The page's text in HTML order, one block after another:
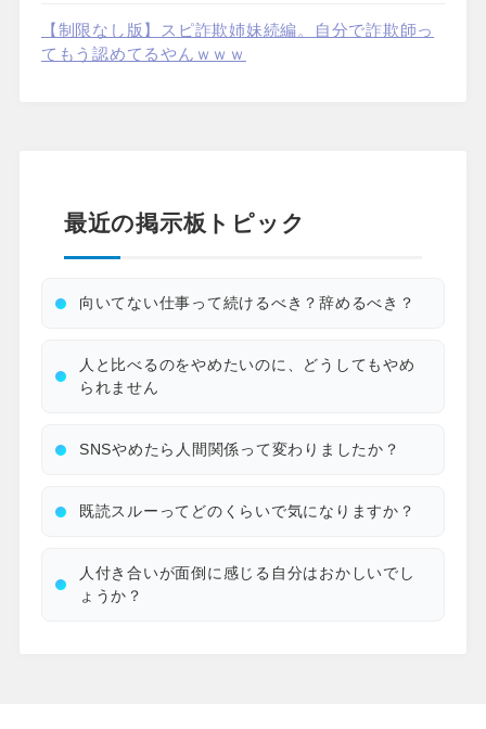
【制限なし版】スピ詐欺姉妹続編。自分で詐欺師っ
てもう認めてるやんｗｗｗ
最近の掲示板トピック
向いてない仕事って続けるべき？辞めるべき？
人と比べるのをやめたいのに、どうしてもやめ
られません
SNSやめたら人間関係って変わりましたか？
既読スルーってどのくらいで気になりますか？
人付き合いが面倒に感じる自分はおかしいでし
ょうか？